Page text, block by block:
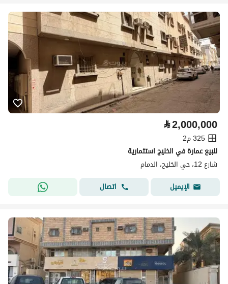
⃁2,000,000
325 م2
للبيع عمارة في الخليج استثمارية
شارع 12، حي الخليح، الدمام
الإيميل
اتصال